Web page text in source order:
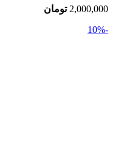
2,000,000 تومان
-10%